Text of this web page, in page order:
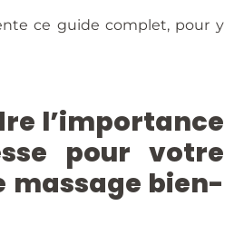
ce guide complet, pour y
l’importance
pour votre
massage bien-